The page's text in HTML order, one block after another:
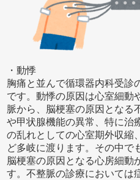
・動悸
胸痛と並んで循環器内科受診
です。動悸の原因は心室細動
脈から、脳梗塞の原因となる
や甲状腺機能の異常、特に治
の乱れとしての心室期外収縮
ど多岐に渡ります。その中で
脳梗塞の原因となる心房細動
す。不整脈の診療においては